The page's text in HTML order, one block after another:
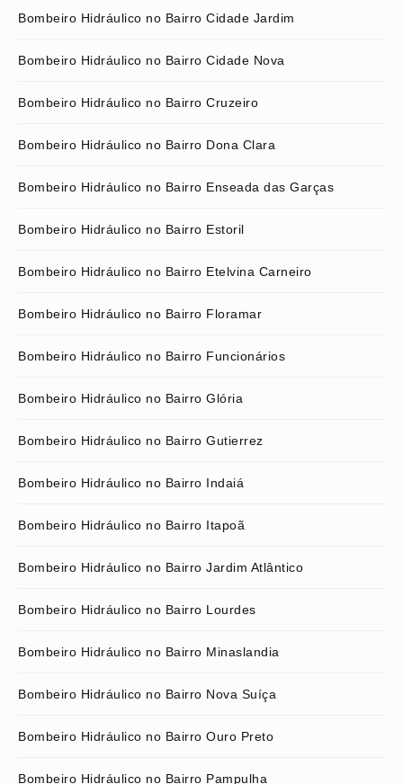
Bombeiro Hidráulico no Bairro Cidade Jardim
Bombeiro Hidráulico no Bairro Cidade Nova
Bombeiro Hidráulico no Bairro Cruzeiro
Bombeiro Hidráulico no Bairro Dona Clara
Bombeiro Hidráulico no Bairro Enseada das Garças
Bombeiro Hidráulico no Bairro Estoril
Bombeiro Hidráulico no Bairro Etelvina Carneiro
Bombeiro Hidráulico no Bairro Floramar
Bombeiro Hidráulico no Bairro Funcionários
Bombeiro Hidráulico no Bairro Glória
Bombeiro Hidráulico no Bairro Gutierrez
Bombeiro Hidráulico no Bairro Indaiá
Bombeiro Hidráulico no Bairro Itapoã
Bombeiro Hidráulico no Bairro Jardim Atlântico
Bombeiro Hidráulico no Bairro Lourdes
Bombeiro Hidráulico no Bairro Minaslandia
Bombeiro Hidráulico no Bairro Nova Suíça
Bombeiro Hidráulico no Bairro Ouro Preto
Bombeiro Hidráulico no Bairro Pampulha